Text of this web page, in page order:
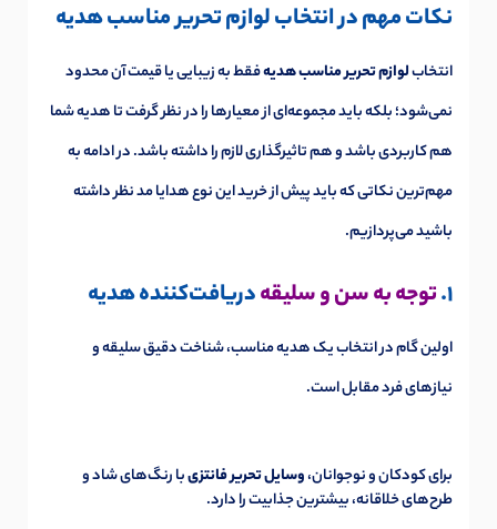
نکات مهم در انتخاب لوازم تحریر مناسب هدیه
انتخابلوازم تحریر مناسب هدیهفقط به زیبایی یا قیمت آن محدود
نمی‌شود؛ بلکه باید مجموعه‌ای از معیارها را در نظر گرفت تا هدیه شما
هم کاربردی باشد و هم تاثیرگذاری لازم را داشته باشد. در ادامه به
مهم‌ترین نکاتی که باید پیش از خرید این نوع هدایا مد نظر داشته
باشید می‌پردازیم.
1. توجه به سن و سلیقهدریافت‌کننده هدیه
اولین گام در انتخاب یک هدیه مناسب، شناخت دقیق سلیقه و
نیازهای فرد مقابل است.
برای کودکان و نوجوانان،وسایل تحریر فانتزیبا رنگ‌های شاد و
طرح‌های خلاقانه، بیشترین جذابیت را دارد.